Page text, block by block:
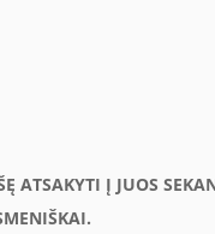
ATSAKYTI Į JUOS